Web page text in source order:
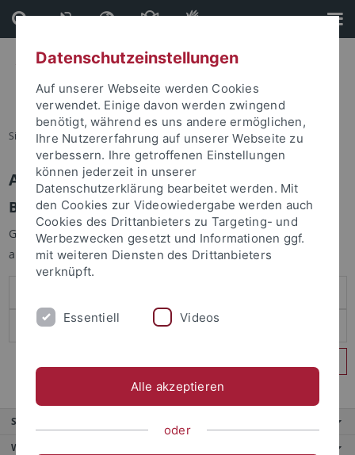
Direkt
zum
Inhalt
Direkt
zur
Fußleiste
Sie sind hier: Startseite
Anmelden
Benutzeranmeldung
Geben Sie Ihren Benutzernamen und Ihr Passwort an um sich
anzumelden:
Service
Weitere Angebote
Datenschutzeinstellungen
Auf unserer Webseite werden Cookies
verwendet. Einige davon werden zwingend
benötigt, während es uns andere ermöglichen,
Ihre Nutzererfahrung auf unserer Webseite zu
verbessern. Ihre getroffenen Einstellungen
können jederzeit in unserer
Datenschutzerklärung bearbeitet werden. Mit
den Cookies zur Videowiedergabe werden auch
Cookies des Drittanbieters zu Targeting- und
Werbezwecken gesetzt und Informationen ggf.
mit weiteren Diensten des Drittanbieters
verknüpft.
Essentiell Videos
Alle akzeptieren
oder